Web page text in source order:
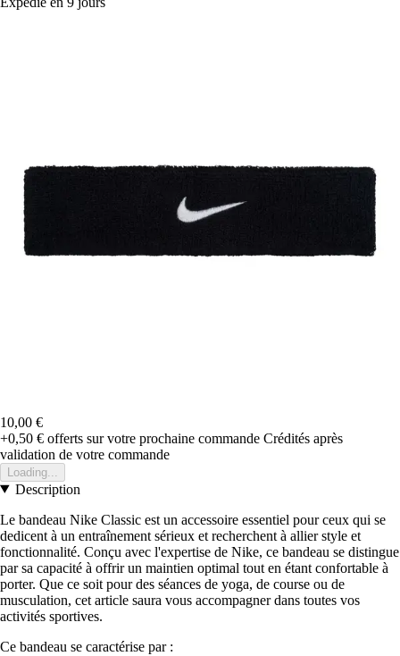
10,00 €
+0,50 € offerts sur votre prochaine commande Crédités après
validation de votre commande
Loading...
Description
Le bandeau Nike Classic est un accessoire essentiel pour ceux qui se
dedicent à un entraînement sérieux et recherchent à allier style et
fonctionnalité. Conçu avec l'expertise de Nike, ce bandeau se distingue
par sa capacité à offrir un maintien optimal tout en étant confortable à
porter. Que ce soit pour des séances de yoga, de course ou de
musculation, cet article saura vous accompagner dans toutes vos
activités sportives.
Ce bandeau se caractérise par :